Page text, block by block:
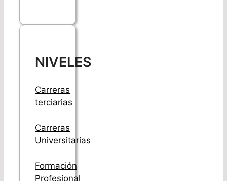
NIVELES
Carreras
terciarias
Carreras
Universitarias
Formación
Profesional